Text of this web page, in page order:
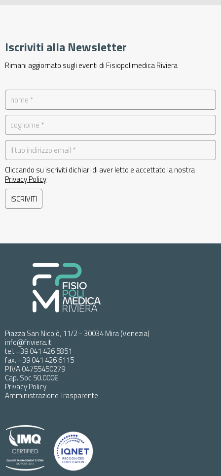
Iscriviti alla Newsletter
Rimani aggiornato sugli eventi di Fisiopolimedica Riviera
Cliccando su iscriviti dichiari di aver letto e accettato la nostra
Privacy Policy
Piazza San Nicolò, 11/2 - 30034 Mira (Venezia)
info@friviera.it
tel. +39 041 426 5851
fax. +39 041 426 6115
P.IVA 04755450279
Cap. Soc 50.000€
Privacy Policy
Amministrazione Trasparente